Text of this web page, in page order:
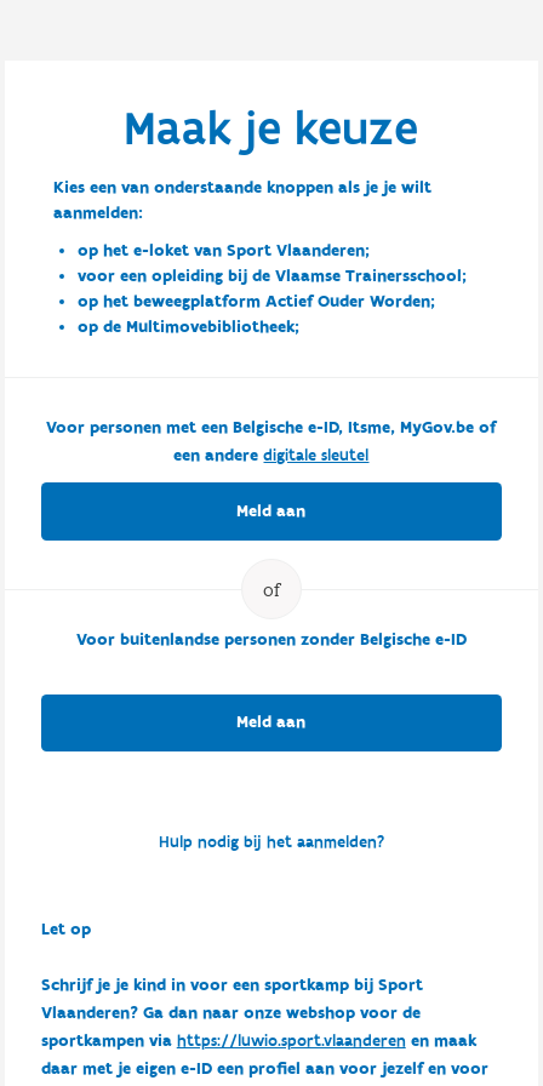
Maak je keuze
Kies een van onderstaande knoppen als je je wilt
aanmelden:
op het e-loket van Sport Vlaanderen;
voor een opleiding bij de Vlaamse Trainersschool;
op het beweegplatform Actief Ouder Worden;
op de Multimovebibliotheek;
Voor personen met een Belgische e-ID, Itsme, MyGov.be of
een anderedigitale sleutel
Meld aan
Voor buitenlandse personen zonder Belgische e-ID
Meld aan
Hulp nodig bij het aanmelden?
Let op
Schrijf je je kind in voor een sportkamp bij Sport
Vlaanderen? Ga dan naar onze webshop voor de
sportkampen via https://luwio.sport.vlaanderenen maak
daar met je eigen e-ID een profiel aan voor jezelf en voor